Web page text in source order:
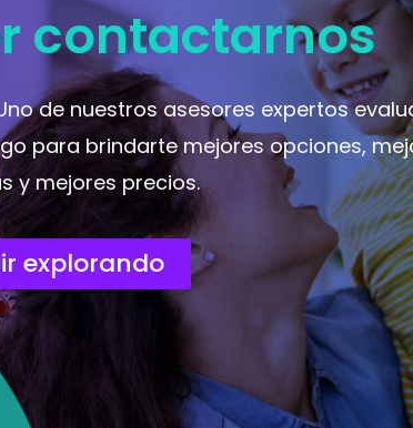
contactarnos
de nuestros asesores expertos
para brindarte mejores opciones,
y mejores precios.
explorando